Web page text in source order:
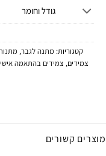
גודל וחומר
קטגוריות: מתנה לגבר,
צמידים, צמידים בהתאמה
מוצרים קשורים